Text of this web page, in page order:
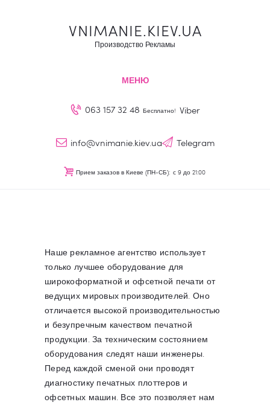
VNIMANIE.KIEV.UA
Производство Рекламы
МЕНЮ
063 157 32 48 Бесплатно! Viber
info@vnimanie.kiev.ua Telegram
Прием заказов в Киеве (ПН-СБ): с 9 до 21:00
VNIMANIE.KIEV.UA
О нас
Контакты
Наше рекламное агентство использует
только лучшее оборудование для
широкоформатной и офсетной печати от
ведущих мировых производителей. Оно
отличается высокой производительностью
и безупречным качеством печатной
продукции. За техническим состоянием
оборудования следят наши инженеры.
Перед каждой сменой они проводят
диагностику печатных плоттеров и
офсетных машин. Все это позволяет нам